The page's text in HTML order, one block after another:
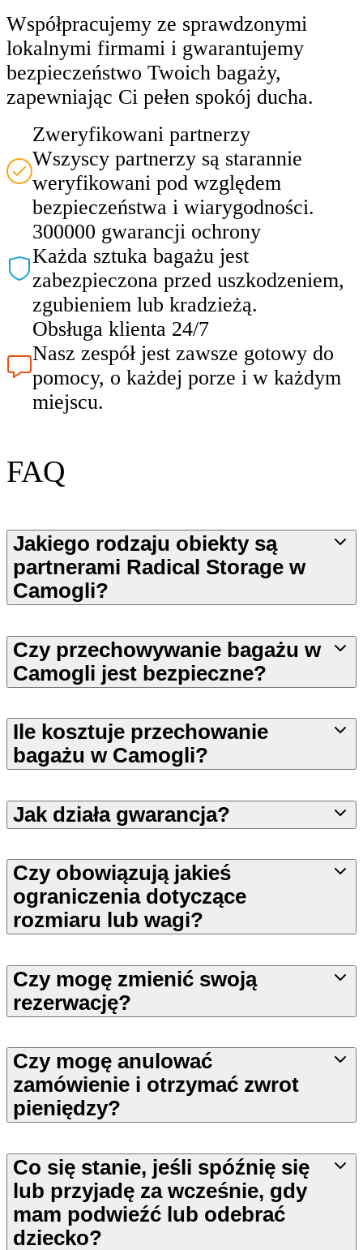
Współpracujemy ze sprawdzonymi
lokalnymi firmami i gwarantujemy
bezpieczeństwo Twoich bagaży,
zapewniając Ci pełen spokój ducha.
Zweryfikowani partnerzy
Wszyscy partnerzy są starannie
weryfikowani pod względem
bezpieczeństwa i wiarygodności.
300000 gwarancji ochrony
Każda sztuka bagażu jest
zabezpieczona przed uszkodzeniem,
zgubieniem lub kradzieżą.
Obsługa klienta 24/7
Nasz zespół jest zawsze gotowy do
pomocy, o każdej porze i w każdym
miejscu.
FAQ
Jakiego rodzaju obiekty są
partnerami Radical Storage w
Camogli?
Czy przechowywanie bagażu w
Camogli jest bezpieczne?
Ile kosztuje przechowanie
bagażu w Camogli?
Jak działa gwarancja?
Czy obowiązują jakieś
ograniczenia dotyczące
rozmiaru lub wagi?
Czy mogę zmienić swoją
rezerwację?
Czy mogę anulować
zamówienie i otrzymać zwrot
pieniędzy?
Co się stanie, jeśli spóźnię się
lub przyjadę za wcześnie, gdy
mam podwieźć lub odebrać
dziecko?